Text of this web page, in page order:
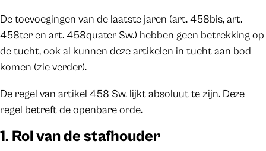
De toevoegingen van de laatste jaren (art. 458bis, art.
458ter en art. 458quater Sw.) hebben geen betrekking op
de tucht, ook al kunnen deze artikelen in tucht aan bod
komen (zie verder).
De regel van artikel 458 Sw. lijkt absoluut te zijn. Deze
regel betreft de openbare orde.
1. Rol van de stafhouder